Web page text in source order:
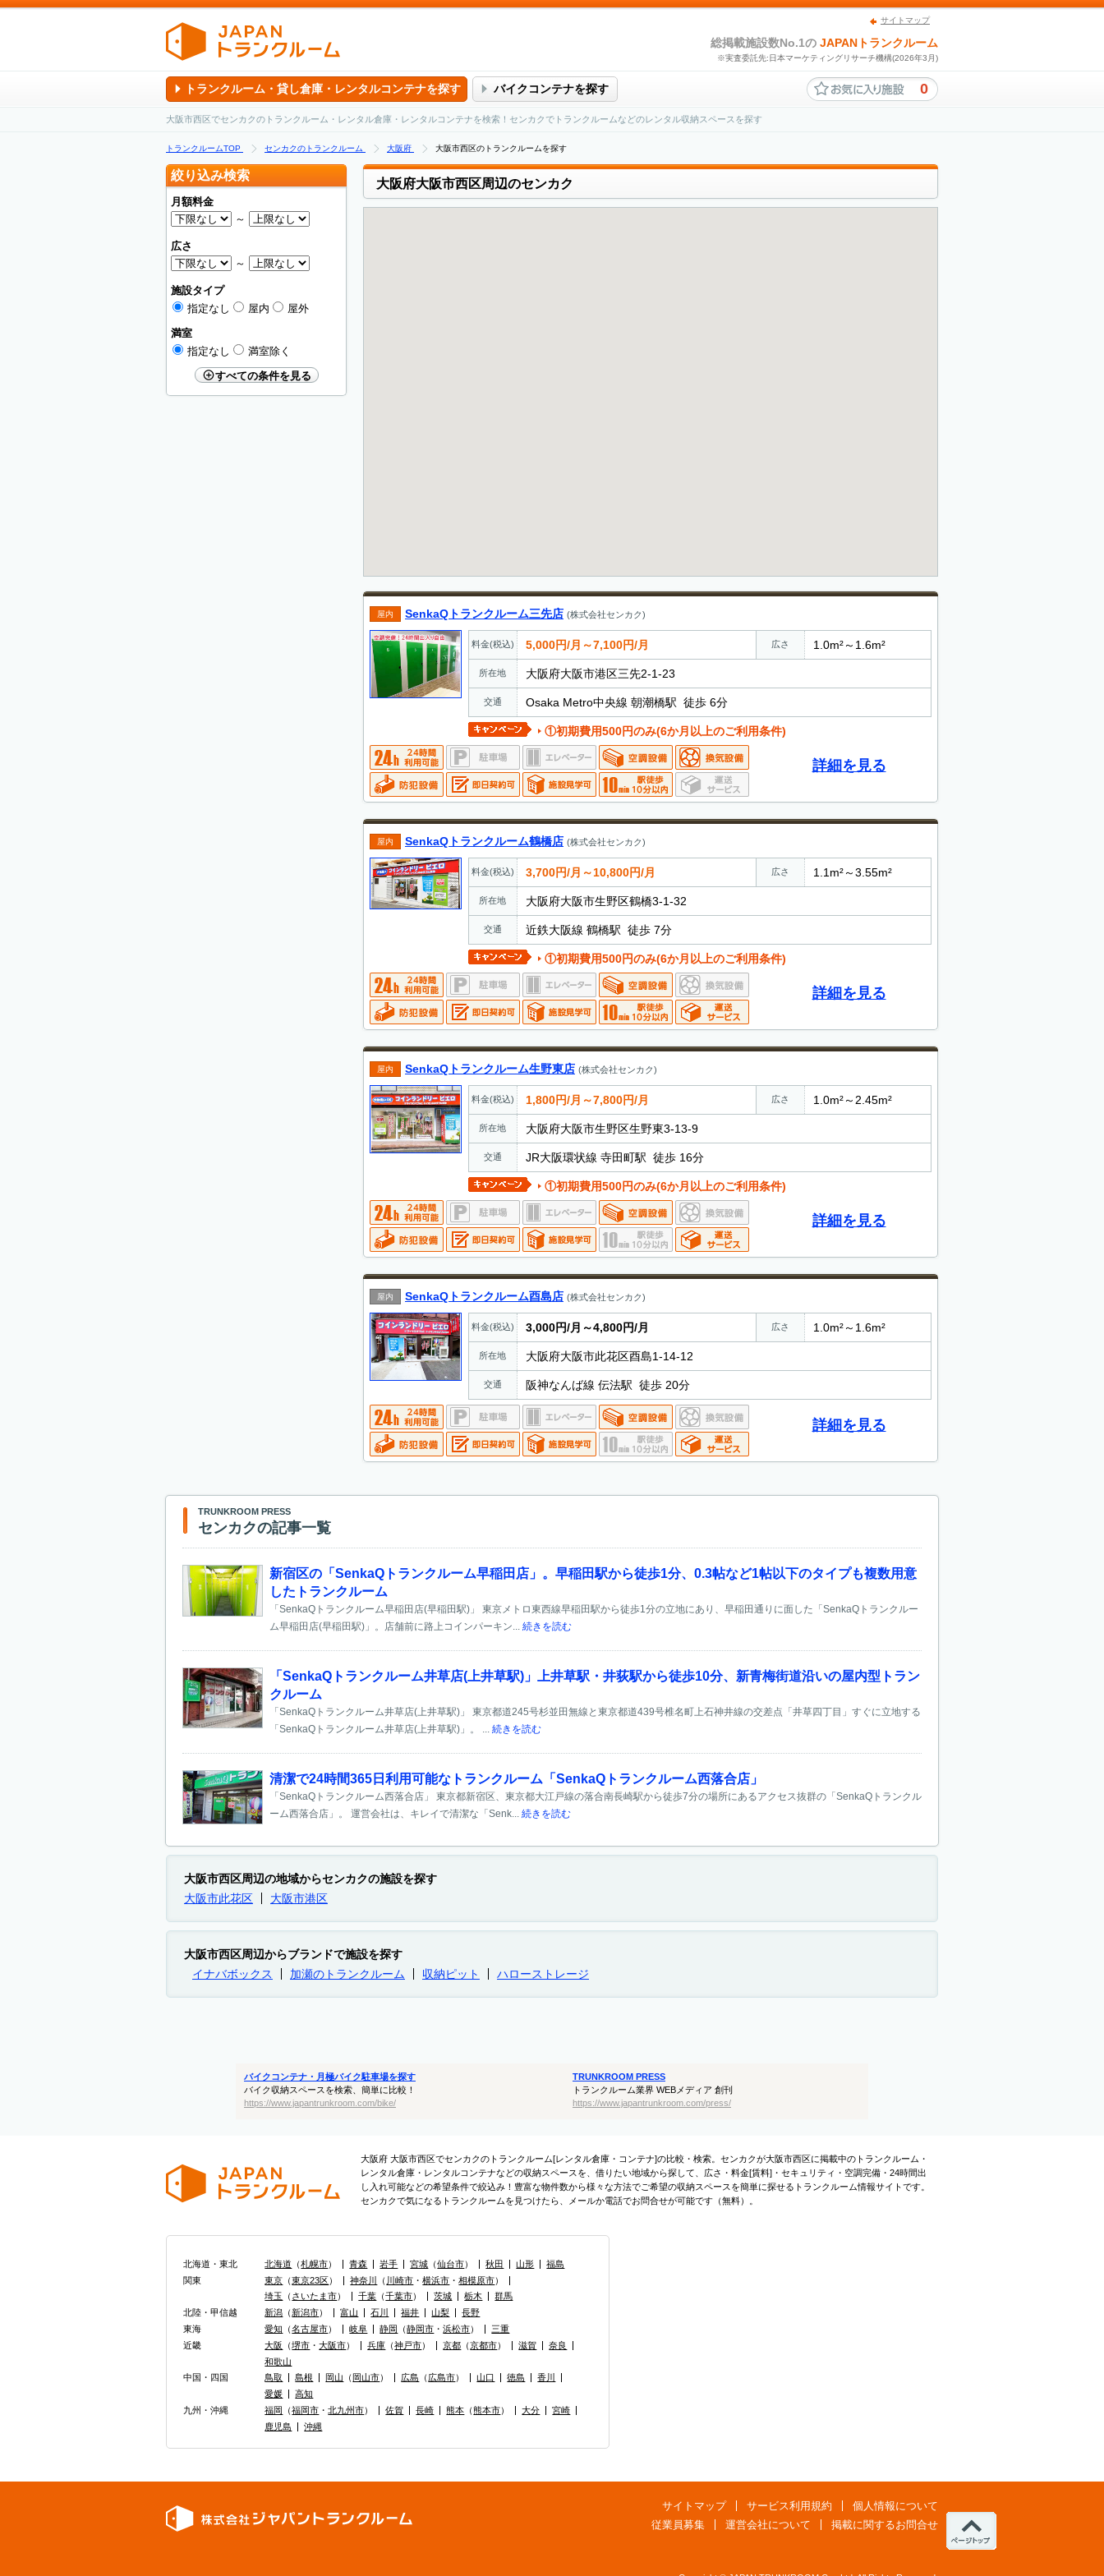
サイトマップ
総掲載施設数No.1の JAPANトランクルーム
※実査委託先:日本マーケティングリサーチ機構(2026年3月)
トランクルーム・貸し倉庫・レンタルコンテナを探す バイクコンテナを探す 0
大阪市西区でセンカクのトランクルーム・レンタル倉庫・レンタルコンテナを検索！センカクでトランクルームなどのレンタル収納スペースを探す
トランクルームTOP センカクのトランクルーム 大阪府 大阪市西区のトランクルームを探す
大阪府大阪市西区周辺のセンカク
屋内 SenkaQトランクルーム三先店 (株式会社センカク)
料金(税込) 5,000円/月～7,100円/月 広さ 1.0m²～1.6m²
所在地 大阪府大阪市港区三先2-1-23
交通 Osaka Metro中央線 朝潮橋駅 徒歩 6分
①初期費用500円のみ(6か月以上のご利用条件)
詳細を見る
屋内 SenkaQトランクルーム鶴橋店 (株式会社センカク)
料金(税込) 3,700円/月～10,800円/月 広さ 1.1m²～3.55m²
所在地 大阪府大阪市生野区鶴橋3-1-32
交通 近鉄大阪線 鶴橋駅 徒歩 7分
①初期費用500円のみ(6か月以上のご利用条件)
詳細を見る
屋内 SenkaQトランクルーム生野東店 (株式会社センカク)
料金(税込) 1,800円/月～7,800円/月 広さ 1.0m²～2.45m²
所在地 大阪府大阪市生野区生野東3-13-9
交通 JR大阪環状線 寺田町駅 徒歩 16分
①初期費用500円のみ(6か月以上のご利用条件)
詳細を見る
屋内 SenkaQトランクルーム酉島店 (株式会社センカク)
料金(税込) 3,000円/月～4,800円/月 広さ 1.0m²～1.6m²
所在地 大阪府大阪市此花区酉島1-14-12
交通 阪神なんば線 伝法駅 徒歩 20分
詳細を見る
絞り込み検索
月額料金
～
広さ
～
施設タイプ
指定なし
屋内
屋外
満室
指定なし
満室除く
すべての条件を見る
TRUNKROOM PRESS
センカクの記事一覧
新宿区の「SenkaQトランクルーム早稲田店」。早稲田駅から徒歩1分、0.3帖など1帖以下のタイプも複数用意
したトランクルーム
「SenkaQトランクルーム早稲田店(早稲田駅)」 東京メトロ東西線早稲田駅から徒歩1分の立地にあり、早稲田通りに面した「SenkaQトランクルー
ム早稲田店(早稲田駅)」。店舗前に路上コインパーキン... 続きを読む
「SenkaQトランクルーム井草店(上井草駅)」上井草駅・井荻駅から徒歩10分、新青梅街道沿いの屋内型トラン
クルーム
「SenkaQトランクルーム井草店(上井草駅)」 東京都道245号杉並田無線と東京都道439号椎名町上石神井線の交差点「井草四丁目」すぐに立地する
「SenkaQトランクルーム井草店(上井草駅)」。 ... 続きを読む
清潔で24時間365日利用可能なトランクルーム「SenkaQトランクルーム西落合店」
「SenkaQトランクルーム西落合店」 東京都新宿区、東京都大江戸線の落合南長崎駅から徒歩7分の場所にあるアクセス抜群の「SenkaQトランクル
ーム西落合店」。 運営会社は、キレイで清潔な「Senk... 続きを読む
大阪市西区周辺の地域からセンカクの施設を探す
大阪市此花区
大阪市港区
大阪市西区周辺からブランドで施設を探す
イナバボックス
加瀬のトランクルーム 収納ピット ハローストレージ
バイクコンテナ・月極バイク駐車場を探す
バイク収納スペースを検索、簡単に比較！
https://www.japantrunkroom.com/bike/
TRUNKROOM PRESS
トランクルーム業界 WEBメディア 創刊
https://www.japantrunkroom.com/press/
大阪府 大阪市西区でセンカクのトランクルーム[レンタル倉庫・コンテナ]の比較・検索。センカクが大阪市西区に掲載中のトランクルーム・
レンタル倉庫・レンタルコンテナなどの収納スペースを、借りたい地域から探して、広さ・料金[賃料]・セキュリティ・空調完備・24時間出
し入れ可能などの希望条件で絞込み！豊富な物件数から様々な方法でご希望の収納スペースを簡単に探せるトランクルーム情報サイトです。
センカクで気になるトランクルームを見つけたら、メールか電話でお問合せが可能です（無料）。
北海道・東北 北海道 （札幌市） 青森 岩手 宮城 （仙台市） 秋田 山形
福島
関東
東京 （東京23区） 神奈川 （ 川崎市 ・横浜市 ・相模原市）
埼玉
（さいたま市） 千葉 （千葉市） 茨城 栃木
群馬
北陸・甲信越
新潟 （新潟市） 富山 石川 福井 山梨
長野
東海
愛知 （名古屋市） 岐阜 静岡 （静岡市 ・浜松市）
三重
近畿
大阪 （堺市 ・大阪市） 兵庫 （神戸市） 京都 （京都市） 滋賀
奈良
和歌山
中国・四国
鳥取 島根 岡山 （ 岡山市） 広島 （広島市） 山口 徳島
香川
愛媛
高知
九州・沖縄
福岡 （福岡市 ・北九州市） 佐賀 長崎 熊本 （熊本市） 大分
宮崎
鹿児島
沖縄
サイトマップ サービス利用規約
個人情報について
従業員募集
運営会社について 掲載に関するお問合せ